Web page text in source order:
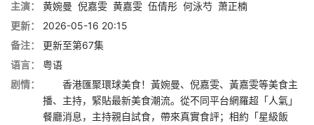
主演：
黄婉曼 倪嘉雯 黄嘉雯 伍倩彤 何泳芍 萧正楠
更新：
2026-05-16 20:15
备注：
更新至第67集
语言：
粤语
剧情：
香港匯聚環球美食！黃婉曼、倪嘉雯、黃嘉雯等美食主
播、主持，緊貼最新美食潮流。從不同平台網羅超「人氣」
餐廳消息，主持親自試食，帶來真實食評；相約「星級飯